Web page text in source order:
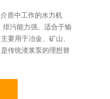
质中工作的水力机
污能力强。适合于输
要用于冶金、矿山、
传统渣浆泵的理想替